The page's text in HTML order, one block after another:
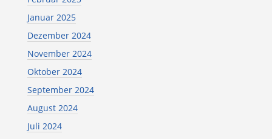
Januar 2025
Dezember 2024
November 2024
Oktober 2024
September 2024
August 2024
Juli 2024